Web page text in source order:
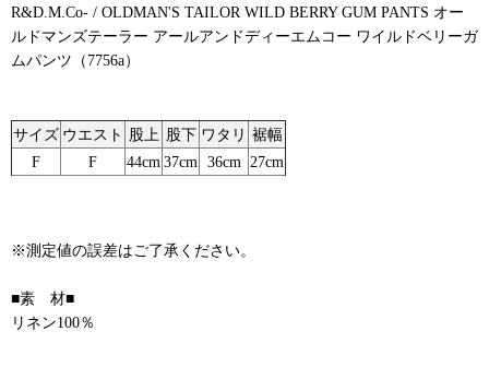
R&D.M.Co- / OLDMAN'S TAILOR WILD BERRY GUM PANTS オー
ルドマンズテーラー アールアンドディーエムコー ワイルドベリーガ
ムパンツ（7756a）
サイズ ウエスト 股上 股下 ワタリ 裾幅
F
F 44cm 37cm 36cm 27cm
※測定値の誤差はご了承ください。
■素 材■
リネン100％